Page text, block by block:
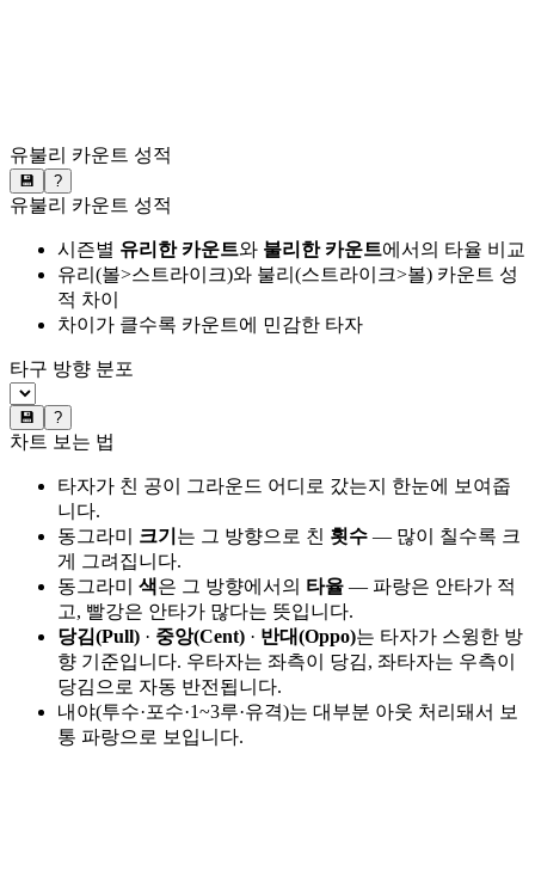
유불리 카운트 성적
💾 ?
유불리 카운트 성적
시즌별 유리한 카운트와 불리한 카운트에서의 타율 비교
유리(볼>스트라이크)와 불리(스트라이크>볼) 카운트 성
적 차이
차이가 클수록 카운트에 민감한 타자
타구 방향 분포
💾 ?
차트 보는 법
타자가 친 공이 그라운드 어디로 갔는지 한눈에 보여줍
니다.
동그라미 크기 는 그 방향으로 친 횟수 — 많이 칠수록 크
게 그려집니다.
동그라미 색은 그 방향에서의 타율 — 파랑은 안타가 적
고, 빨강은 안타가 많다는 뜻입니다.
당김(Pull) · 중앙(Cent) · 반대(Oppo)는 타자가 스윙한 방
향 기준입니다. 우타자는 좌측이 당김, 좌타자는 우측이
당김으로 자동 반전됩니다.
내야(투수·포수·1~3루·유격)는 대부분 아웃 처리돼서 보
통 파랑으로 보입니다.